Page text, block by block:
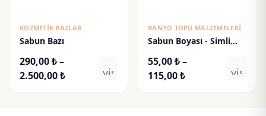
KOZMETIK BAZLAR
Sabun Bazı
290,00₺–
2.500,00₺Fiyat
visibility
BANYO TOPU MALZEMELERI
Sabun Boyası - Simli
55,00₺–
115,00₺Fiyat